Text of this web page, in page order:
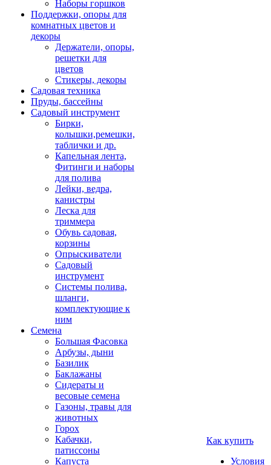
Наборы горшков
Поддержки, опоры для
комнатных цветов и
декоры
Держатели, опоры,
решетки для
цветов
Стикеры, декоры
Садовая техника
Пруды, бассейны
Садовый инструмент
Бирки,
колышки,ремешки,
таблички и др.
Капельная лента,
Фитинги и наборы
для полива
Лейки, ведра,
канистры
Леска для
триммера
Обувь садовая,
корзины
Опрыскиватели
Садовый
инструмент
Системы полива,
шланги,
комплектующие к
ним
Семена
Большая Фасовка
Арбузы, дыни
Базилик
Баклажаны
Сидераты и
весовые семена
Газоны, травы для
животных
Горох
Кабачки,
патиссоны
Капуста
Как купить
Условия